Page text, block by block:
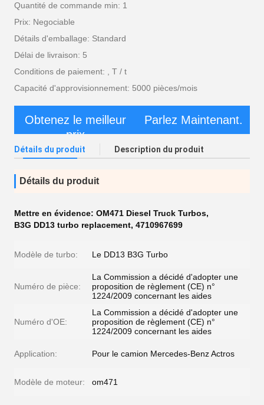
Quantité de commande min: 1
Prix: Negociable
Détails d'emballage: Standard
Délai de livraison: 5
Conditions de paiement: , T / t
Capacité d'approvisionnement: 5000 pièces/mois
Obtenez le meilleur
prix
Parlez Maintenant.
Détails du produit Description du produit
Détails du produit
Mettre en évidence: OM471 Diesel Truck Turbos,
B3G DD13 turbo replacement, 4710967699
Modèle de turbo: Le DD13 B3G Turbo
Numéro de pièce:
La Commission a décidé d'adopter une
proposition de règlement (CE) n°
1224/2009 concernant les aides
Numéro d'OE:
La Commission a décidé d'adopter une
proposition de règlement (CE) n°
1224/2009 concernant les aides
Application: Pour le camion Mercedes-Benz Actros
Modèle de moteur: om471